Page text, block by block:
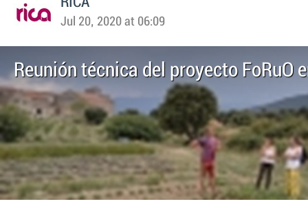
Jul 20, 2020 at 06:09
Reunión técnica del proyecto FoRuO